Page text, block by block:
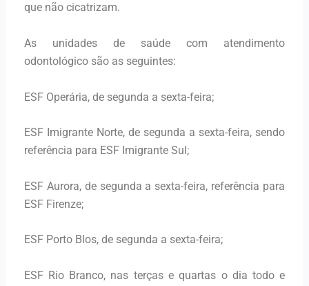
que não cicatrizam.
As unidades de saúde com atendimento
odontológico são as seguintes:
ESF Operária, de segunda a sexta-feira;
ESF Imigrante Norte, de segunda a sexta-feira, sendo
referência para ESF Imigrante Sul;
ESF Aurora, de segunda a sexta-feira, referência para
ESF Firenze;
ESF Porto Blos, de segunda a sexta-feira;
ESF Rio Branco, nas terças e quartas o dia todo e